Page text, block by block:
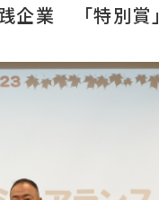
企業 「特別賞」